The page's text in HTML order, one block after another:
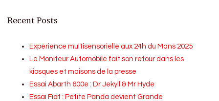
Recent Posts
Expérience multisensorielle aux 24h du Mans 2025
Le Moniteur Automobile fait son retour dans les
kiosques et maisons de la presse
Essai Abarth 600e : Dr Jekyll & Mr Hyde
Essai Fiat : Petite Panda devient Grande